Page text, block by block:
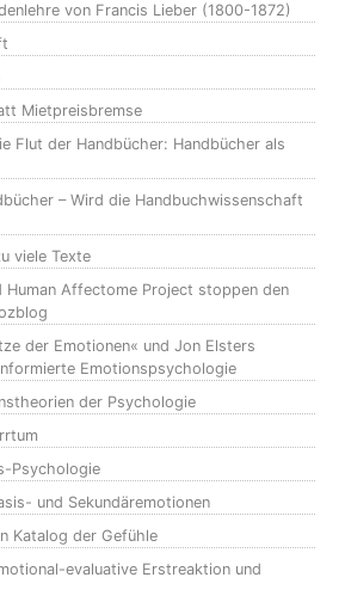
von Francis Lieber (1800-1872)
Mietpreisbremse
Flut der Handbücher: Handbücher als
– Wird die Handbuchwissenschaft
viele Texte
Human Affectome Project stoppen den
der Emotionen« und Jon Elsters
Emotionspsychologie
der Psychologie
Psychologie
und Sekundäremotionen
Katalog der Gefühle
evaluative Erstreaktion und